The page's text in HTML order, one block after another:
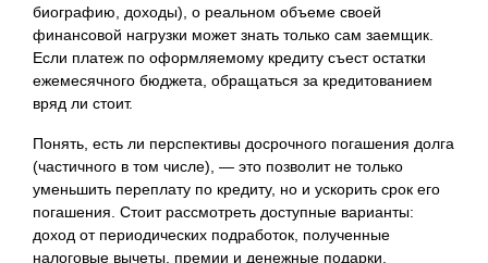
биографию, доходы), о реальном объеме своей
финансовой нагрузки может знать только сам заемщик.
Если платеж по оформляемому кредиту съест остатки
ежемесячного бюджета, обращаться за кредитованием
вряд ли стоит.
Понять, есть ли перспективы досрочного погашения долга
(частичного в том числе), — это позволит не только
уменьшить переплату по кредиту, но и ускорить срок его
погашения. Стоит рассмотреть доступные варианты:
доход от периодических подработок, полученные
налоговые вычеты, премии и денежные подарки.